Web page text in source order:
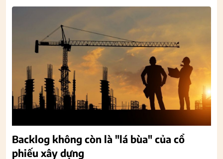
Backlog không còn là "lá bùa" của cổ
phiếu xây dựng